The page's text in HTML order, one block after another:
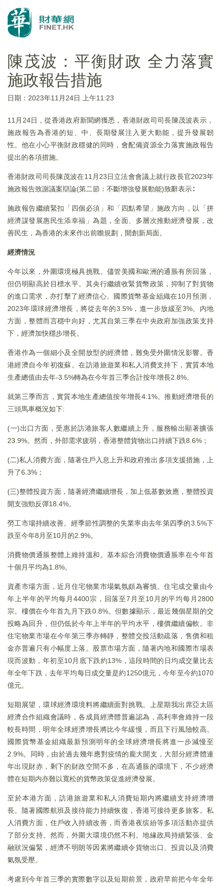
陳茂波：平衡財政 全力落實
施政報告措施
日期：2023年11月24日 上午11:23
11月24日，從香港政府新聞網獲悉，香港財政司司長陳茂波表示，
施政報告為香港的短、中、長期發展注入更大動能，提升發展韌
性。他在小心平衡財政穩健的同時，會配備資源全力落實施政報告
提出的各項措施。
香港財政司司長陳茂波在11月23日立法會會議上就行政長官2023年
施政報告致謝議案辯論(第二節：不斷增強發展動能)致辭表示∶
施政報告繼續緊扣「四個必須」和「四點希望」施政方向，以「拼
經濟謀發展惠民生添幸福」為題，全面、多層次推動經濟發展，改
善民生，為香港的未來作出前瞻規劃，開創新局面。
經濟情況
今年以來，外圍環境極具挑戰。儘管美國和歐洲的通脹有所回落，
但仍明顯高於目標水平。其央行繼續收緊貨幣政策，抑制了對貨物
的進口需求，亦打擊了經濟信心。國際貨幣基金組織在10月預測，
2023年環球經濟增長，將從去年的3.5%，進一步放緩至3%。内地
方面，整體而言穩中向好，尤其自第三季在中央政府加強政策支持
下，經濟加快穩步增長。
香港作為一個細小及全開放型的經濟體，難免受外圍情況影響。香
港經濟自今年初復蘇。在訪港旅遊業和私人消費支持下，實質本地
生產總值由去年-3.5%轉為在今年首三季合計按年增長2.8%。
就第三季而言，實質本地生產總值按年增長4.1%。推動經濟增長的
三頭馬車概況如下:
(一)出口方面，受惠於訪港旅客人數繼續上升，服務輸出顯著擴張
23.9%。然而，外部需求疲弱，香港整體貨物出口持續下跌8.6%；
(二)私人消費方面，隨著住戶入息上升和政府推出多項支援措施，上
升了6.3%；
(三)整體投資方面，隨著經濟繼續增長，加上低基數效應，整體投資
開支強勁反彈18.4%。
勞工市場持續改善。經季節性調整的失業率由去年第四季的3.5%下
跌至今年8月至10月的2.9%。
消費物價通脹整體上維持溫和。基本綜合消費物價通脹率在今年首
十個月平均為1.8%。
資產市場方面，近月住宅物業市場氣氛頗為審慎。住宅成交量由今
年上半年的平均每月4400宗，回落至7月至10月的平均每月2800
宗。樓價在今年首九月下跌0.8%。但數據顯示，最近幾個星期的交
投略為回升，但仍低於今年上半年的平均水平，樓價繼續偏軟。非
住宅物業市場在今年第三季亦轉靜，整體交投活動疏落，售價和租
金亦普遍只有小幅度上落。股票市場方面，隨著内地和國際市場表
現而波動，年初至10月底下跌約13%，這段時間的日均成交量比去
年全年下跌，去年平均每日成交量是約1250億元，今年至今約1070
億元。
短期展望，環球經濟環境料將繼續面對挑戰。上星期我出席亞太區
經濟合作組織會議時，各成員經濟體普遍認為，高利率會維持一段
較長時間，明年全球經濟增長將比今年緩慢，而且下行風險較高。
國際貨幣基金組織最新預測明年的全球經濟增長將進一步減慢至
2.9%。同時，由於過去幾年應對疫情的龐大開支，大部分經濟體連
年出現財赤，剩下的財政空間不多，在高通脹的環境下，不少經濟
體在短期内亦難以寬松的貨幣政策促進經濟發展。
至於本港方面，訪港旅遊業和私人消費短期内將繼續支持經濟增
長。隨著國際航班及接待能力持續恢復，香港可接待更多旅客。私
人消費方面，住戶收入持續改善，而香港夜缤紛等多項活動亦提供
了部分支持。然而，外圍大環境仍然不利。地緣政局持續緊張、金
融狀況偏緊，經濟不明朗等因素將繼續令貨物出口、投資以及消費
氣氛受壓。
考慮到今年首三季的實際數字以及短期前景，政府早前把今年全年